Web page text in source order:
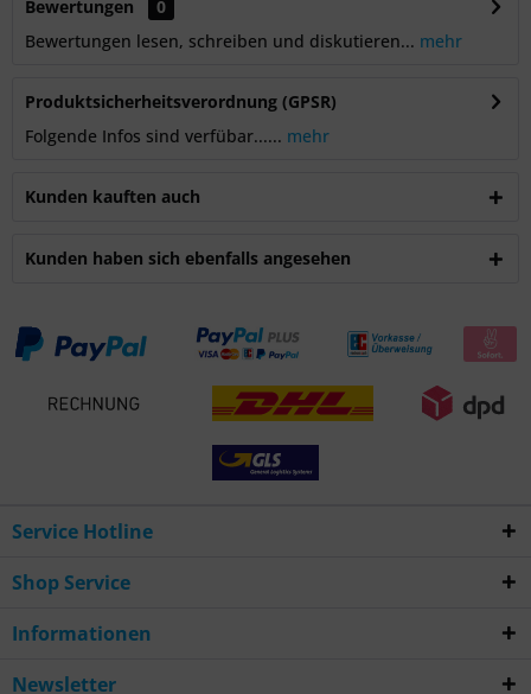
Bewertungen
0
Bewertungen lesen, schreiben und diskutieren... mehr
Produktsicherheitsverordnung (GPSR)
Folgende Infos sind verfübar...... mehr
Kunden kauften auch
Kunden haben sich ebenfalls angesehen
Service Hotline
Shop Service
Informationen
Newsletter